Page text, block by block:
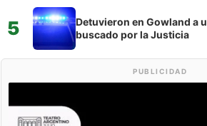
5
Detuvieron en Gowland a
buscado por la Justicia
PUBLICIDAD